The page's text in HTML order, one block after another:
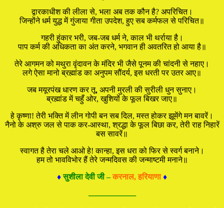
द्वारकाधीश की लीला से, भला अब तक कौन है? अपरिचित।
जिन्होंने धर्म युद्ध में गुंजाया गीता उपदेश, हुए सब कर्मफल से परिचित॥
गहरी हुंकार भरी, जब-जब धर्म ने, काल भी थर्राया है।
पाप कर्म की अधिकता का अंत करने, भगवान ही अवतरित हो आया है॥
तेरे आगमन को मथुरा वृंदावन के मंदिर भी जैसे पूनम की चांदनी से नहाए।
लगे ऐसा मानो ब्रह्मांड का अनुपम सौंदर्य, इस धरती पर उतर आए॥
जब मयूरपंख धारण कर तू, अपनी मुरली की सुरीली धुन सुनाए।
ब्रह्मांड में चहुँ ओर, खुशियों के फूल बिखर जाए॥
हे कृष्णा! तेरी भक्ति में लीन गोपी बन सब दिल, मस्त होकर झूमेंगे मन बावरें।
नैनो के अश्रु जल से पाक कर-आस्था, श्रद्धा के फूल बिछा कर, तेरी राह निहारें
बस सावरें॥
स्वागत है तेरा चले आओ हे! कान्हा, इस धरा को फिर से स्वर्ग बनाने।
हम तो भावविभोर हैं तेरे जन्मदिवस की जन्माष्टमी मनाने॥
♦सुशीला देवी जी –करनाल, हरियाणा ♦
—————